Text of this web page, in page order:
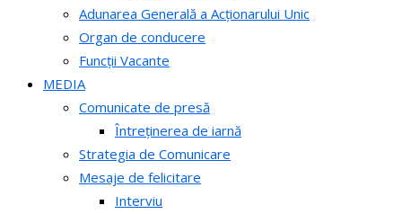
Adunarea Generală a Acționarului Unic
Organ de conducere
Funcții Vacante
MEDIA
Comunicate de presă
Întreținerea de iarnă
Strategia de Comunicare
Mesaje de felicitare
Interviu